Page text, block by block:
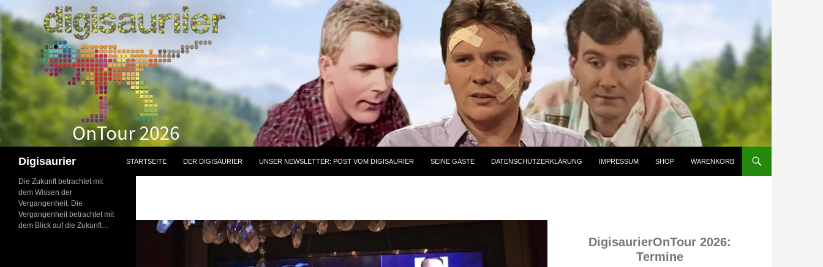
Zum
Inhalt
springen
Digisaurier STARTSEITE DER DIGISAURIER UNSER NEWSLETTER: POST VOM DIGISAURIER SEINE GÄSTE DATENSCHUTZERKLÄRUNG IMPRESSUM SHOP WARENKORB
DigisaurierOnTour 2026:
Termine
Die Zukunft betrachtet mit
dem Wissen der
Vergangenheit. Die
Vergangenheit betrachtet mit
dem Blick auf die Zukunft…